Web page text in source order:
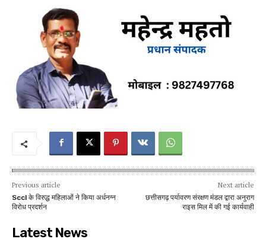
Previous article
Sccl के विरुद्ध महिलाओं ने किया अर्धनग्न
विरोध प्रदर्शन
Next article
छत्तीसगढ़ पर्यावरण संरक्षण मंडल द्वारा अनुराग
राइस मिल में की गई कार्यवाही
Latest News